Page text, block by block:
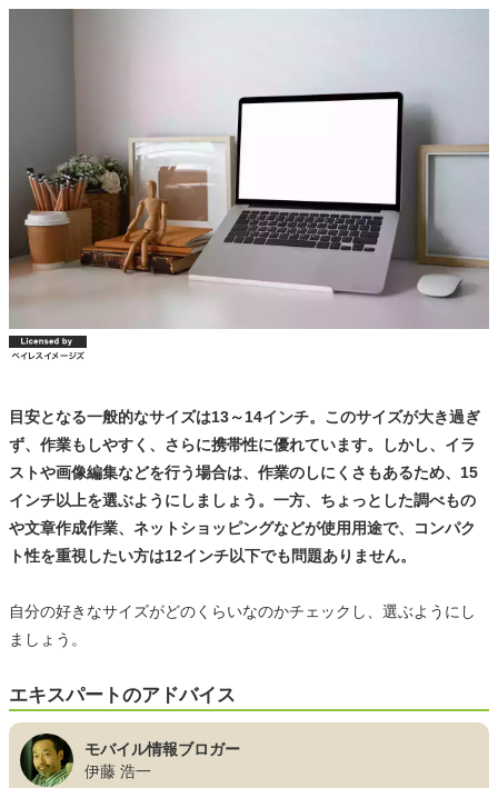
目安となる一般的なサイズは13～14インチ。このサイズが大き過ぎ
ず、作業もしやすく、さらに携帯性に優れています。しかし、イラ
ストや画像編集などを行う場合は、作業のしにくさもあるため、15
インチ以上を選ぶようにしましょう。一方、ちょっとした調べもの
や文章作成作業、ネットショッピングなどが使用用途で、コンパク
ト性を重視したい方は12インチ以下でも問題ありません。
自分の好きなサイズがどのくらいなのかチェックし、選ぶようにし
ましょう。
エキスパートのアドバイス
モバイル情報ブロガー
伊藤 浩一